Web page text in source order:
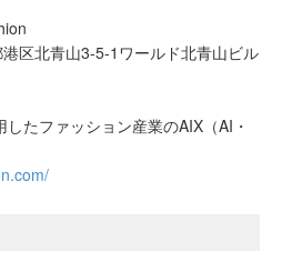
区北青山3-5-1ワールド北青山ビル
たファッション産業のAIX（AI・